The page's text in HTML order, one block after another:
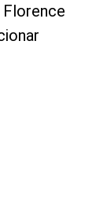
Florence